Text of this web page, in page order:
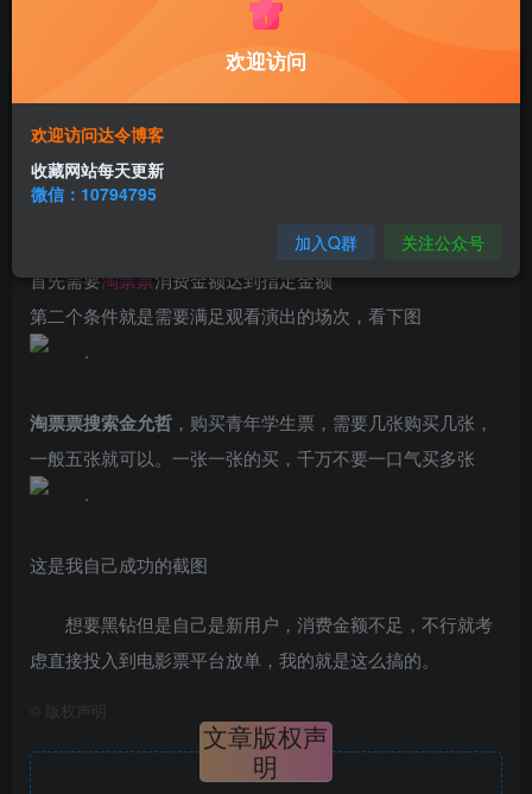
不能完全算BUG，失效日期目前是2024.7.5号，不过很
有可能提前失效，全程操作3分钟，淘麦黑钻VIP电影有特
价，演唱会有优先购，反正有效期1年，具体需不需要各位自
己掂量
首先需要淘票票消费金额达到指定金额
第二个条件就是需要满足观看演出的场次，看下图
淘票票搜索金允哲 ，购买青年学生票，需要几张购买几张，
一般五张就可以。一张一张的买，千万不要一口气买多张
这是我自己成功的截图
想要黑钻但是自己是新用户，消费金额不足，不行就考
虑直接投入到电影票平台放单，我的就是这么搞的。
版权声明
文章版权声
明
欢迎访问
欢迎访问达令博客
收藏网站每天更新
微信：10794795
加入Q群 关注公众号